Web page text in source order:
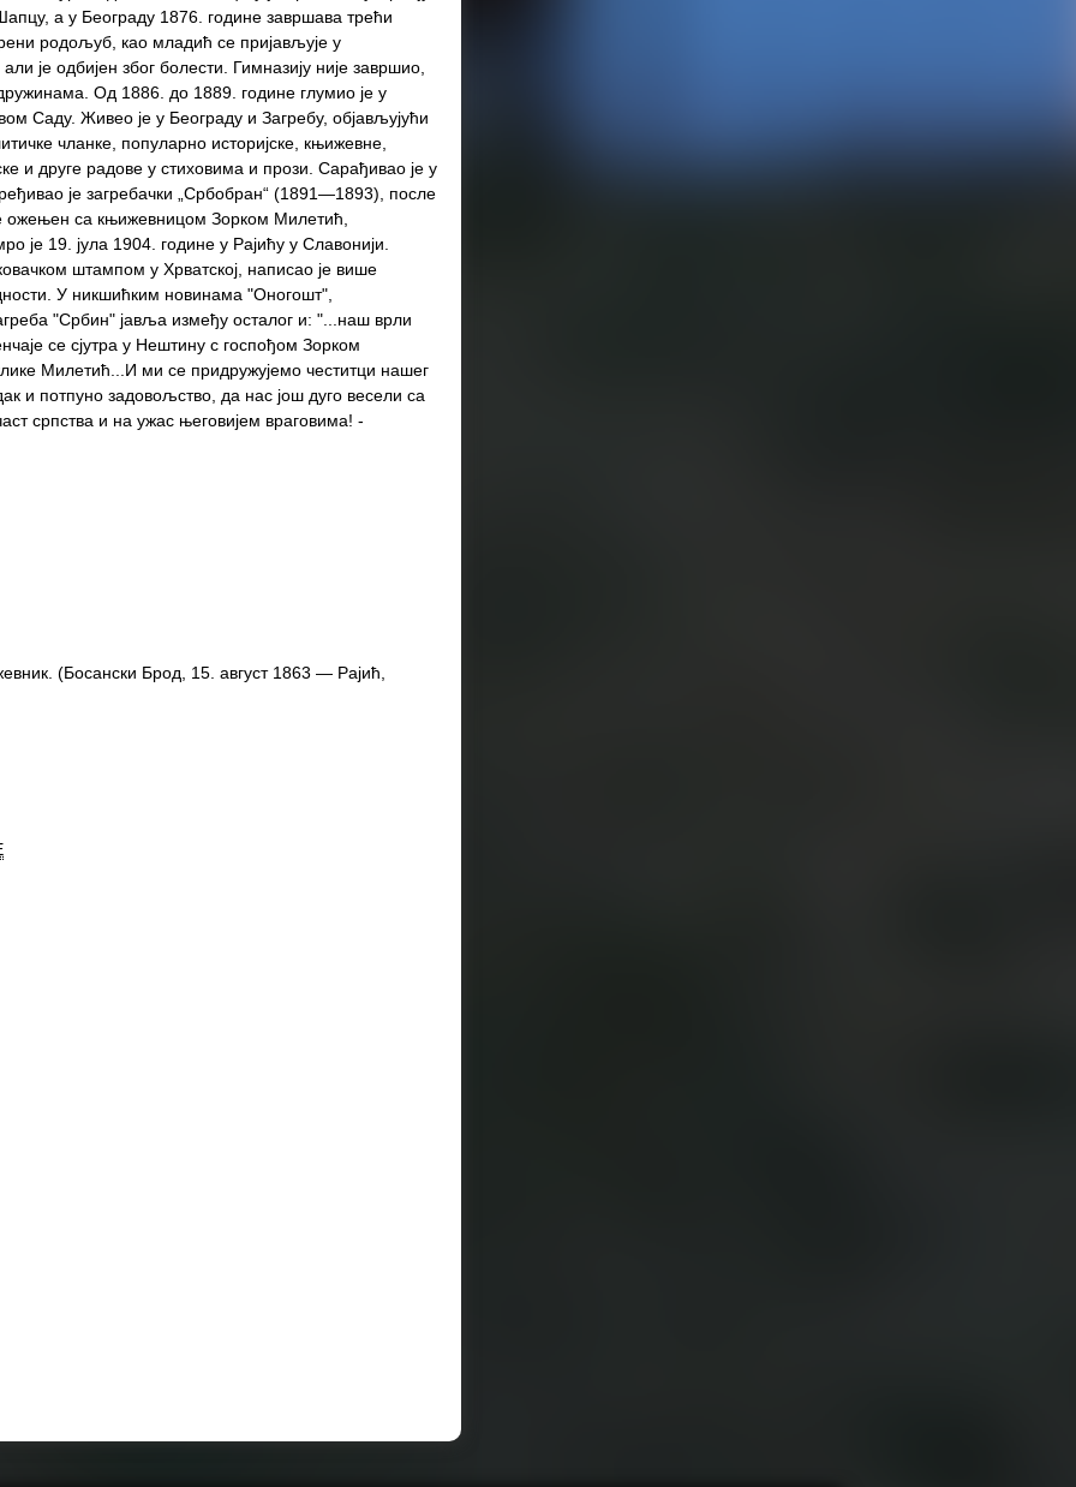
а у Београду 1876. године завршава трећи
родољуб, као младић се пријављује у
је одбијен због болести. Гимназију није завршио,
Од 1886. до 1889. године глумио је у
Саду. Живео је у Београду и Загребу, објављујући
чланке, популарно историјске, књижевне,
и друге радове у стиховима и прози. Сарађивао је у
је загребачки „Србобран“ (1891—1893), после
ожењен са књижевницом Зорком Милетић,
је 19. јула 1904. године у Рајићу у Славонији.
штампом у Хрватској, написао је више
У никшићким новинама "Оногошт",
"Србин" јавља између осталог и: "...наш врли
се сјутра у Нештину с госпођом Зорком
Милетић...И ми се придружујемо честитци нашег
и потпуно задовољство, да нас још дуго весели са
српства и на ужас његовијем враговима! -
(Босански Брод, 15. август 1863 — Рајић,